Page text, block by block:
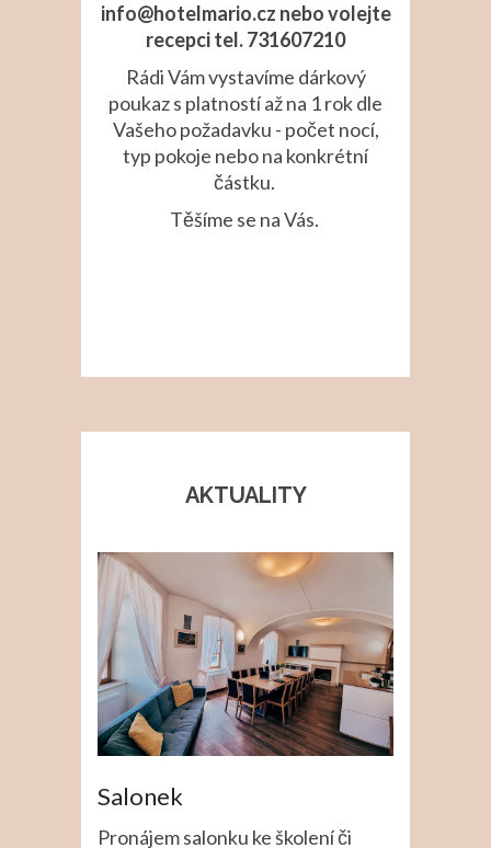
info@hotelmario.cz nebo volejte
recepci tel. 731607210
Rádi Vám vystavíme dárkový
poukaz s platností až na 1 rok dle
Vašeho požadavku - počet nocí,
typ pokoje nebo na konkrétní
částku.
Těšíme se na Vás.
AKTUALITY
Salonek
Pronájem salonku ke školení či